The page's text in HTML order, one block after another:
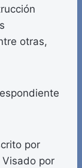
otras,
por
por